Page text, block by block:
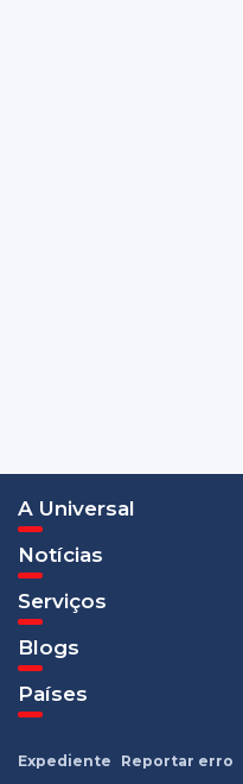
A Universal
Notícias
Serviços
Blogs
Países
Expediente Reportar erro